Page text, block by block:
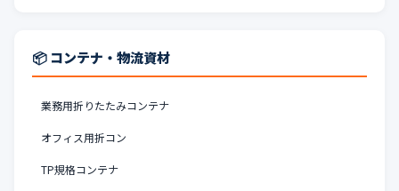
📦 コンテナ・物流資材
業務用折りたたみコンテナ
オフィス用折コン
TP規格コンテナ